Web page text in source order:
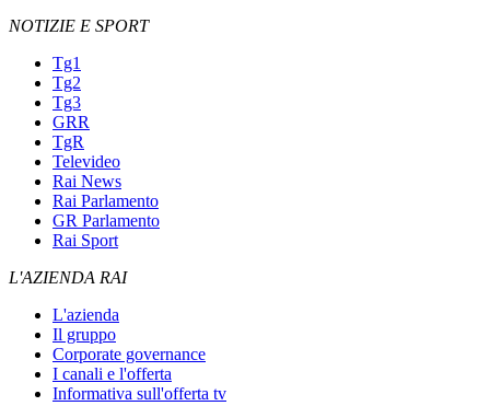
NOTIZIE E SPORT
Tg1
Tg2
Tg3
GRR
TgR
Televideo
Rai News
Rai Parlamento
GR Parlamento
Rai Sport
L'AZIENDA RAI
L'azienda
Il gruppo
Corporate governance
I canali e l'offerta
Informativa sull'offerta tv